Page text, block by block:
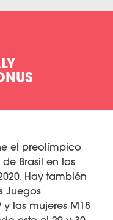
el preolímpico
Brasil en los
Hay también
Juegos
las mujeres M18